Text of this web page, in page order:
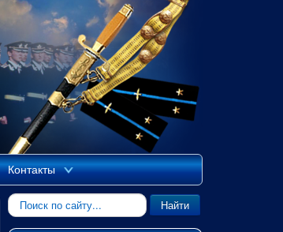
Контакты
Искать... Найти